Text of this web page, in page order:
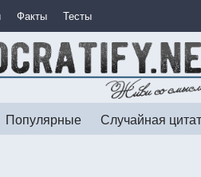
Факты Тесты
Популярные Случайная